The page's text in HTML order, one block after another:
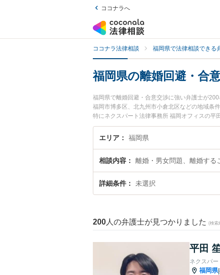
ココナラへ
ココナラ法律相談 福岡県で法律相談できる
福岡県の離婚回避・合
福岡県で離婚回避・合意交渉に強い弁護士が
福岡市博多区、北九州市小倉北区などの地域条
特にネクスパート法律事務所 福岡オフィスの平
や弁護士費用、強みなどが注目されています。
解決の実績豊富な近くの弁護士を検索したい
エリア 福岡県
相談内容 離婚・男女問題、離婚する
詳細条件 未選択
200 人の弁護士が見つかりました (検索
平田
ネクスパ
福岡県|